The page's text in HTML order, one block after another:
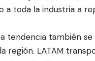
a toda la industria a
tendencia también
región. LATAM